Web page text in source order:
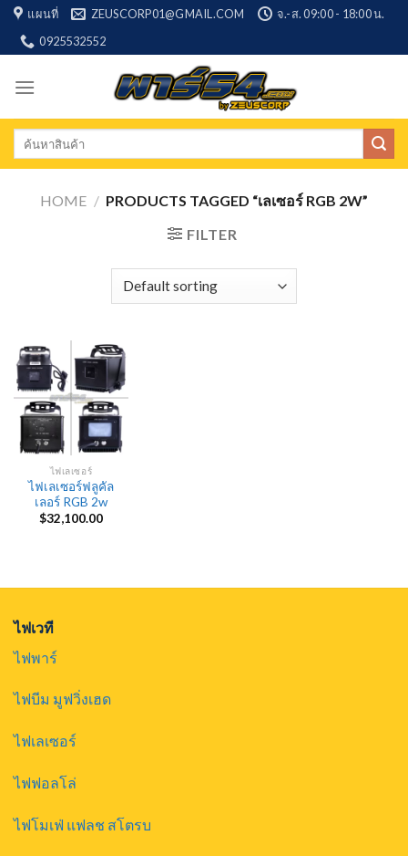
Skip
content
แผนที่ ZEUSCORP01@GMAIL.COM
จ.-ส. 09:00 - 18:00 น.
0925532552
Search
HOME / PRODUCTS TAGGED “เลเซอร์ RGB 2W”
FILTER
ไฟเลเซอร์
ไฟเลเซอร์ฟลูคัล
เลอร์ RGB 2w
$32,100.00
ไฟเวที
ไฟพาร์
ไฟบีม มูฟวิ่งเฮด
ไฟเลเซอร์
ไฟฟอลโล่
ไฟโมเฟ่ แฟลช สโตรบ